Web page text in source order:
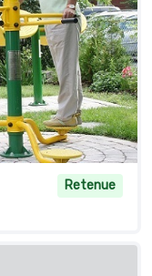
Retenue